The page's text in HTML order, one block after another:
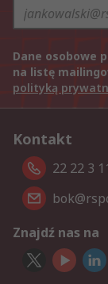
Dane osobowe
na listę
polityką
Kontakt
22 22 3
Znajdź nas na